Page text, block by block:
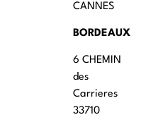
CANNES
BORDEAUX
6 CHEMIN
des
Carrieres
33710